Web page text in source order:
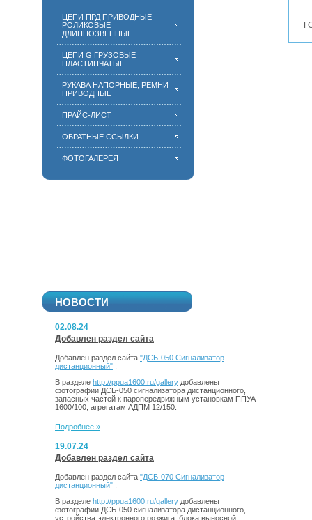
ЦЕПИ ПРД ПРИВОДНЫЕ
РОЛИКОВЫЕ
ДЛИННОЗВЕННЫЕ
ЦЕПИ G ГРУЗОВЫЕ
ПЛАСТИНЧАТЫЕ
РУКАВА НАПОРНЫЕ, РЕМНИ
ПРИВОДНЫЕ
ПРАЙС-ЛИСТ
ОБРАТНЫЕ ССЫЛКИ
ФОТОГАЛЕРЕЯ
НОВОСТИ
02.08.24
Добавлен раздел сайта
Добавлен раздел сайта "ДСБ-050 Сигнализатор
дистанционный"
В разделе http://ppua1600.ru/gallery добавлены
фотографии ДСБ-050 сигнализатора дистанционного,
запасных частей к паропередвижным установкам ППУА
1600/100, агрегатам АДПМ 12/150.
Подробнее »
19.07.24
Добавлен раздел сайта
Добавлен раздел сайта "ДСБ-070 Сигнализатор
дистанционный"
В разделе http://ppua1600.ru/gallery добавлены
фотографии ДСБ-050 сигнализатора дистанционного,
устройства электронного розжига, блока выносной